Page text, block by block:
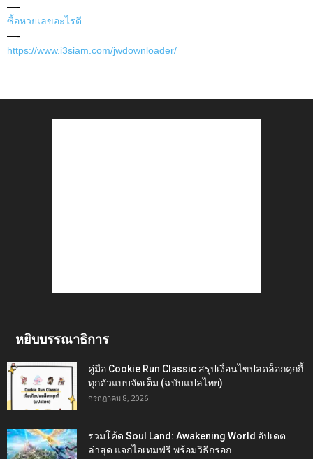
—-
ซื้อหวยเลขอะไรดี
—-
https://www.i3siam.com/jwdownloader/
หยิบบรรณาธิการ
คู่มือ Cookie Run Classic สรุปเงื่อนไขปลดล็อกคุกกี้
ทุกตัวแบบจัดเต็ม (ฉบับแปลไทย)
กรกฎาคม 8, 2026
รวมโค้ด Soul Land: Awakening World อัปเดต
ล่าสุด แจกไอเทมฟรี พร้อมวิธีกรอก